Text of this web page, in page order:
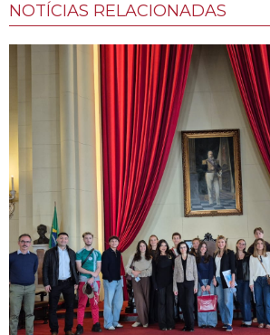
NOTÍCIAS RELACIONADAS